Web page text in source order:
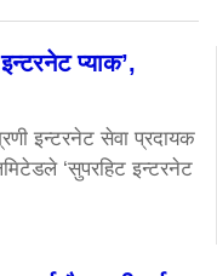
प्याक’,
इन्टरनेट सेवा प्रदायक
‘सुपरहिट इन्टरनेट